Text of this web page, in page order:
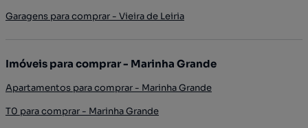
Garagens para comprar - Vieira de Leiria
Imóveis para comprar - Marinha Grande
Apartamentos para comprar - Marinha Grande
T0 para comprar - Marinha Grande